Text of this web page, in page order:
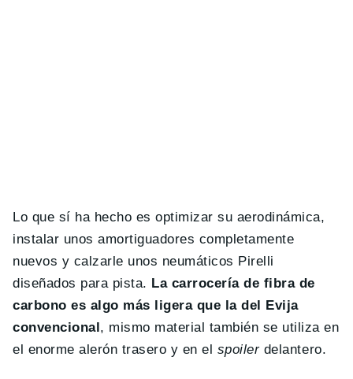
Lo que sí ha hecho es optimizar su aerodinámica,
instalar unos amortiguadores completamente
nuevos y calzarle unos neumáticos Pirelli
diseñados para pista. La carrocería de fibra de
carbono es algo más ligera que la del Evija
convencional, mismo material también se utiliza en
el enorme alerón trasero y en el spoilerdelantero.